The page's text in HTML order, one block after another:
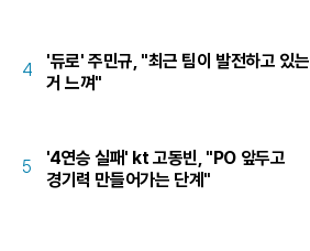
4
'듀로' 주민규, "최근 팀이 발전하고 있는
거 느껴"
5
'4연승 실패' kt 고동빈, "PO 앞두고
경기력 만들어가는 단계"